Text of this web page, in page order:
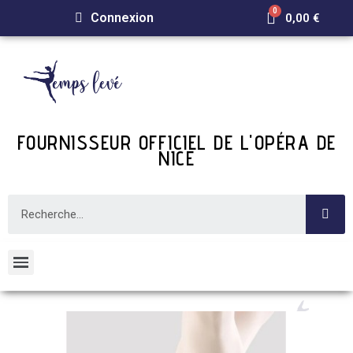
Connexion 0,00 €
FOURNISSEUR OFFICIEL DE L'OPÉRA DE
NICE